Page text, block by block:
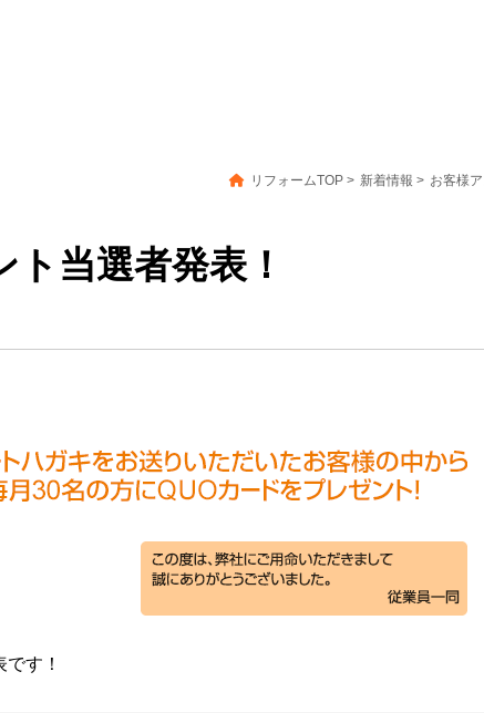
リフォームTOP > 新着情報 > お客様
当選者発表！
す！